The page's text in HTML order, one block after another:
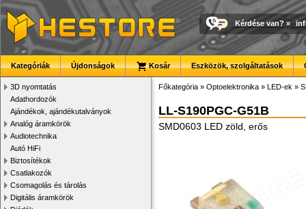
Kérdése van? »
Kategóriák Újdonságok Kosár Eszközök, szolgáltatások
3D nyomtatás
Adathordozók
Ajándékok, ajándékutalványok
Analóg áramkörök
Audiotechnika
Autó HiFi
Biztosítékok
Csatlakozók
Csomagolás és tárolás
Digitális áramkörök
Főkategória » Optoelektronika » LED-ek »
LL-S190PGC-G51B
SMD0603 LED zöld, erős